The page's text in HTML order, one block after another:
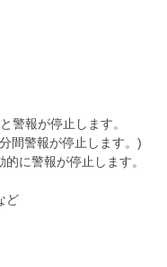
警報が停止します。
間警報が停止します。)
に警報が停止します。
ど